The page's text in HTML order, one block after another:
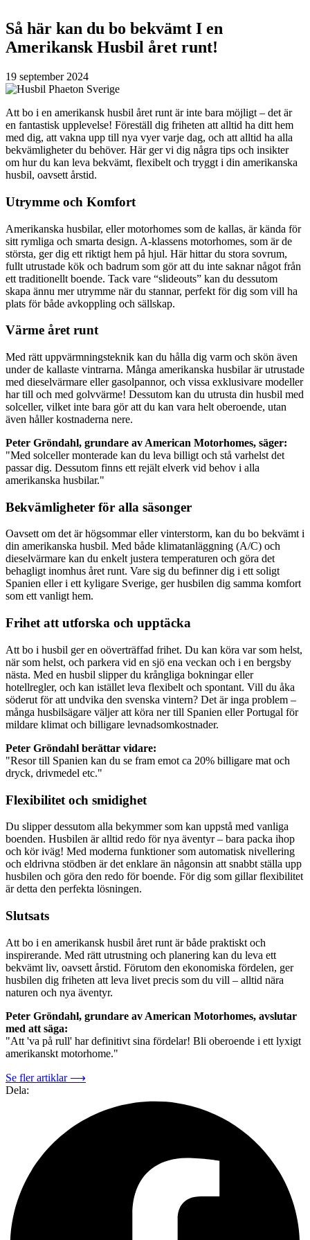
Så här kan du bo bekvämt I en
Amerikansk Husbil året runt!
19 september 2024
Att bo i en amerikansk husbil året runt är inte bara möjligt – det är
en fantastisk upplevelse! Föreställ dig friheten att alltid ha ditt hem
med dig, att vakna upp till nya vyer varje dag, och att alltid ha alla
bekvämligheter du behöver. Här ger vi dig några tips och insikter
om hur du kan leva bekvämt, flexibelt och tryggt i din amerikanska
husbil, oavsett årstid.
Utrymme och Komfort
Amerikanska husbilar, eller motorhomes som de kallas, är kända för
sitt rymliga och smarta design. A-klassens motorhomes, som är de
största, ger dig ett riktigt hem på hjul. Här hittar du stora sovrum,
fullt utrustade kök och badrum som gör att du inte saknar något från
ett traditionellt boende. Tack vare “slideouts” kan du dessutom
skapa ännu mer utrymme när du stannar, perfekt för dig som vill ha
plats för både avkoppling och sällskap.
Värme året runt
Med rätt uppvärmningsteknik kan du hålla dig varm och skön även
under de kallaste vintrarna. Många amerikanska husbilar är utrustade
med dieselvärmare eller gasolpannor, och vissa exklusivare modeller
har till och med golvvärme! Dessutom kan du utrusta din husbil med
solceller, vilket inte bara gör att du kan vara helt oberoende, utan
även håller kostnaderna nere.
Peter Gröndahl, grundare av American Motorhomes, säger:
"Med solceller monterade kan du leva billigt och stå varhelst det
passar dig. Dessutom finns ett rejält elverk vid behov i alla
amerikanska husbilar."
Bekvämligheter för alla säsonger
Oavsett om det är högsommar eller vinterstorm, kan du bo bekvämt i
din amerikanska husbil. Med både klimatanläggning (A/C) och
dieselvärmare kan du enkelt justera temperaturen och göra det
behagligt inomhus året runt. Vare sig du befinner dig i ett soligt
Spanien eller i ett kyligare Sverige, ger husbilen dig samma komfort
som ett vanligt hem.
Frihet att utforska och upptäcka
Att bo i husbil ger en oöverträffad frihet. Du kan köra var som helst,
när som helst, och parkera vid en sjö ena veckan och i en bergsby
nästa. Med en husbil slipper du krångliga bokningar eller
hotellregler, och kan istället leva flexibelt och spontant. Vill du åka
söderut för att undvika den svenska vintern? Det är inga problem –
många husbilsägare väljer att köra ner till Spanien eller Portugal för
mildare klimat och billigare levnadsomkostnader.
Peter Gröndahl berättar vidare:
"Resor till Spanien kan du se fram emot ca 20% billigare mat och
dryck, drivmedel etc."
Flexibilitet och smidighet
Du slipper dessutom alla bekymmer som kan uppstå med vanliga
boenden. Husbilen är alltid redo för nya äventyr – bara packa ihop
och kör iväg! Med moderna funktioner som automatisk nivellering
och eldrivna stödben är det enklare än någonsin att snabbt ställa upp
husbilen och göra den redo för boende. För dig som gillar flexibilitet
är detta den perfekta lösningen.
Slutsats
Att bo i en amerikansk husbil året runt är både praktiskt och
inspirerande. Med rätt utrustning och planering kan du leva ett
bekvämt liv, oavsett årstid. Förutom den ekonomiska fördelen, ger
husbilen dig friheten att leva livet precis som du vill – alltid nära
naturen och nya äventyr.
Peter Gröndahl, grundare av American Motorhomes, avslutar
med att säga:
"Att 'va på rull' har definitivt sina fördelar! Bli oberoende i ett lyxigt
amerikanskt motorhome."
Se fler artiklar ⟶
Dela: